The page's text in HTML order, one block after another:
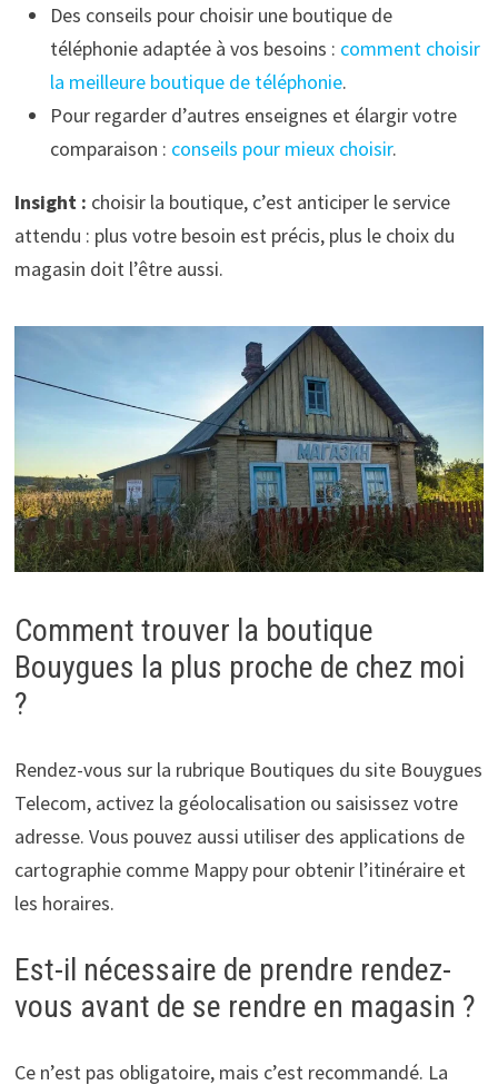
Des conseils pour choisir une boutique de
téléphonie adaptée à vos besoins : comment choisir
la meilleure boutique de téléphonie.
Pour regarder d’autres enseignes et élargir votre
comparaison : conseils pour mieux choisir.
Insight : choisir la boutique, c’est anticiper le service
attendu : plus votre besoin est précis, plus le choix du
magasin doit l’être aussi.
Comment trouver la boutique
Bouygues la plus proche de chez moi
?
Rendez-vous sur la rubrique Boutiques du site Bouygues
Telecom, activez la géolocalisation ou saisissez votre
adresse. Vous pouvez aussi utiliser des applications de
cartographie comme Mappy pour obtenir l’itinéraire et
les horaires.
Est-il nécessaire de prendre rendez-
vous avant de se rendre en magasin ?
Ce n’est pas obligatoire, mais c’est recommandé. La